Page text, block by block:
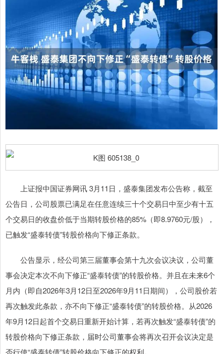
上证报中国证券网讯 3月11日，盛泰集团发布公告称，截至
公告日，公司股票已满足在任意连续三十个交易日中至少有十五
个交易日的收盘价低于当期转股价格的85%（即8.9760元/股），
已触发“盛泰转债”转股价格向下修正条款。
公告显示，经公司第三届董事会第十九次会议决议，公司董
事会决定本次不向下修正“盛泰转债”的转股价格。并且在未来6个
月内（即自2026年3月12日至2026年9月11日期间），公司股价若
再次触发此条款，亦不向下修正“盛泰转债”的转股价格。从2026
年9月12日起首个交易日重新开始计算，若再次触发“盛泰转债”的
转股价格向下修正条款，届时公司董事会将再次召开会议决定是